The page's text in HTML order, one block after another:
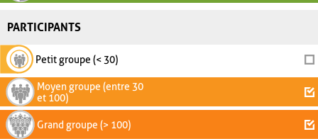
PARTICIPANTS
Petit groupe (< 30)
Moyen groupe (entre 30
et 100)
Grand groupe (> 100)